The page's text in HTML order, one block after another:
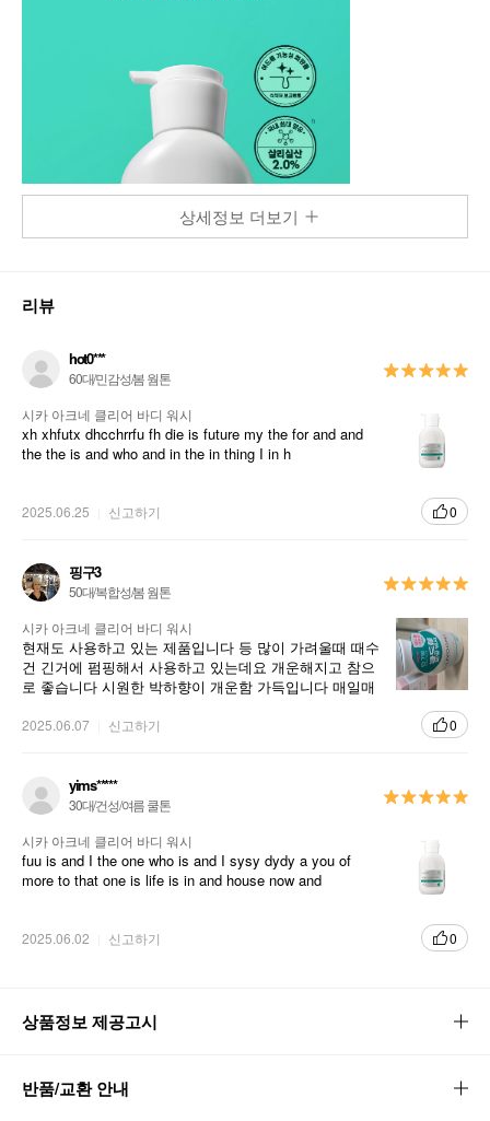
상세정보 더보기
리뷰
hot0***
60대/민감성/봄 웜톤
시카 아크네 클리어 바디 워시
xh xhfutx dhcchrrfu fh die is future my the for and and
the the is and who and in the in thing I in h
2025.06.25 신고하기 0
핑구3
50대/복합성/봄 웜톤
시카 아크네 클리어 바디 워시
현재도 사용하고 있는 제품입니다 등 많이 가려울때 때수
건 긴거에 펌핑해서 사용하고 있는데요 개운해지고 참으
로 좋습니다 시원한 박하향이 개운함 가득입니다 매일매
2025.06.07 신고하기 0
yims*****
30대/건성/여름 쿨톤
시카 아크네 클리어 바디 워시
fuu is and I the one who is and I sysy dydy a you of
more to that one is life is in and house now and
2025.06.02 신고하기 0
상품정보 제공고시
반품/교환 안내